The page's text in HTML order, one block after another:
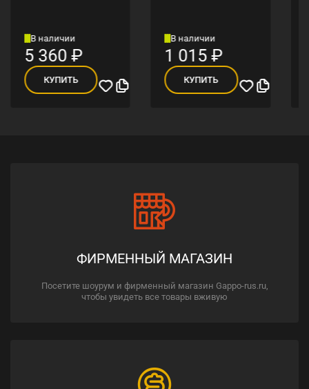
В наличии
5 360₽
КУПИТЬ
В наличии
1 015₽
КУПИТЬ
ФИРМЕННЫЙ МАГАЗИН
Посетите шоурум и фирменный магазин Gappo-rus.ru,
чтобы увидеть все товары вживую